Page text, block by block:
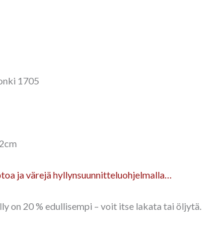
1705
ja värejä hyllynsuunnitteluohjelmalla…
on 20 % edullisempi – voit itse lakata tai öljytä.